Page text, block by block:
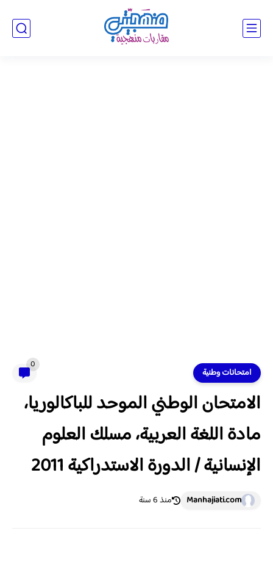
امتحانات وطنية
0
الامتحان الوطني الموحد للباكالوريا،
مادة اللغة العربية، مسلك العلوم
الإنسانية / الدورة الاستدراكية 2011
Manhajiati.com منذ 6 سنة